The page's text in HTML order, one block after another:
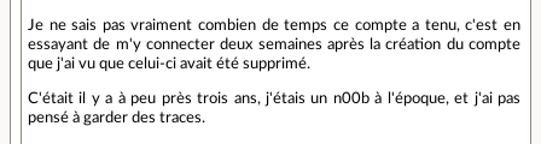
Je ne sais pas vraiment combien de temps ce compte a tenu, c'est en
essayant de m'y connecter deux semaines après la création du compte
que j'ai vu que celui-ci avait été supprimé.
C'était il y a à peu près trois ans, j'étais un n00b à l'époque, et j'ai pas
pensé à garder des traces.